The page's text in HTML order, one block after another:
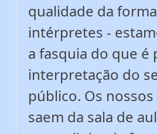
qualidade da
intérpretes -
a fasquia do que é
interpretação do
público. Os
saem da sala de